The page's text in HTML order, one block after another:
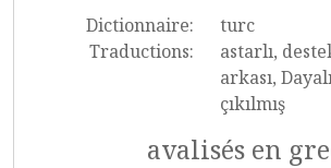
Dictionnaire:
turc
Traductions:
astarlı,
arkası,
çıkılmış
avalisés en